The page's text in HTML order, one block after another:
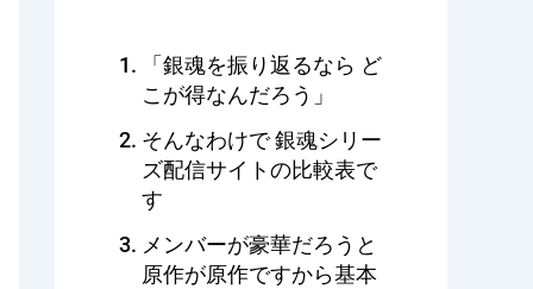
「銀魂を振り返るなら ど
こが得なんだろう」
そんなわけで 銀魂シリー
ズ配信サイトの比較表で
す
メンバーが豪華だろうと
原作が原作ですから基本